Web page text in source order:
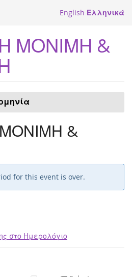
English Ελληνικά
ΜΟΝΙΜΗ &
&
for this event is over.
στο Ημερολόγιο